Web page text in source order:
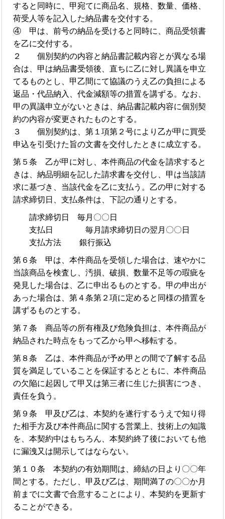
すると同時に、甲宛てに商品名、規格、数量、価格、
荷受人等を記入した納品書を交付する。
④ 甲は、前号の納品を受けると同時に、商品受領書
を乙に交付する。
２ 個別契約の内容と納品書記載内容とが異なる場
合は、甲は納品書受領後、直ちに乙に対し異議を申立
てるものとし、甲乙間にて協議のうえ乙の負担による
返品・代品納入、代金減額等の措置を講ずる。なお、
甲の異議申立がないときは、納品書記載内容に個別契
約の内容が変更されたものとする。
３ 個別契約は、第１項第２号により乙が甲に買受
申込を引受けた旨の文書を交付したときに成立する。
第５条 乙が甲に対し、本件商品の代金を請求すると
きは、納品明細を記した請求書を交付し、甲は当該請
求に基づき、当該代金を乙に支払う。乙の甲に対する
請求締切日、支払条件は、下記の通りとする。
請求締切日 毎月〇〇日
支払日 毎月請求締切日の翌月〇〇日
支払方法 銀行振込
第６条 甲は、本件商品を受領した場合は、速やかに
当該商品を検査し、汚損、破損、数量不足等の瑕疵を
発見した場合は、乙に申出るものとする。甲の申出が
あった場合は、第４条第２項に定めると同様の措置を
講ずるものとする。
第７条 商品等の所有権及び危険負担は、本件商品が
納品された時点をもって乙から甲へ移転する。
第８条 乙は、本件商品が予め甲との間で了解する品
質を満足していることを保証するとともに、本件商品
の欠陥に起因して甲又は第三者に生じた損害につき、
責任を負う。
第９条 甲及び乙は、本契約を遂行するうえで知り得
た相手方及び本件商品に関する営業上、技術上の知識
を、本契約中はもちろん、本契約終了後においても他
に漏洩又は開示してはならない。
第１０条 本契約の有効期間は、締結の日より〇〇年
間とする。ただし、甲及び乙は、期間満了の〇〇か月
前までに文書で合意することにより、本契約を更新す
ることができる。